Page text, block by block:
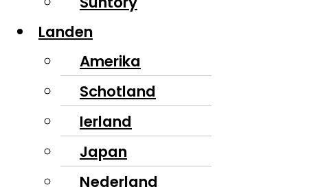
Landen
Amerika
Schotland
Ierland
Japan
Nederland